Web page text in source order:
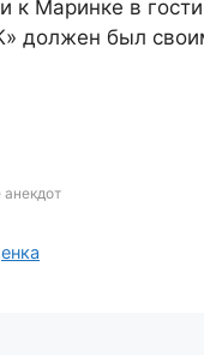
Маринке в
был